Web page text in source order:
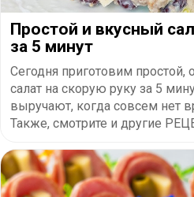
Простой и вкусный
за 5 минут
Сегодня приготовим
салат на скорую руку за 5
выручают, когда совсем нет
Также, смотрите и другие